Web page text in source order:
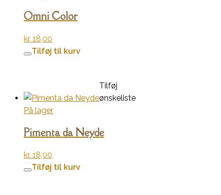
Omni Color
kr. 18,00
Tilføj til kurv
Tilføj
ønskeliste
På lager
Pimenta da Neyde
kr. 18,00
Tilføj til kurv